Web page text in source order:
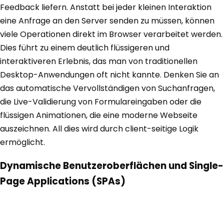
Feedback liefern. Anstatt bei jeder kleinen Interaktion
eine Anfrage an den Server senden zu müssen, können
viele Operationen direkt im Browser verarbeitet werden.
Dies führt zu einem deutlich flüssigeren und
interaktiveren Erlebnis, das man von traditionellen
Desktop-Anwendungen oft nicht kannte. Denken Sie an
das automatische Vervollständigen von Suchanfragen,
die Live-Validierung von Formulareingaben oder die
flüssigen Animationen, die eine moderne Webseite
auszeichnen. All dies wird durch client-seitige Logik
ermöglicht.
Dynamische Benutzeroberflächen und Single-
Page Applications (SPAs)